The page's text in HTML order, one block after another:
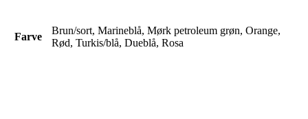
Farve
Brun/sort, Marineblå, Mørk petroleum grøn, Orange,
Rød, Turkis/blå, Dueblå, Rosa